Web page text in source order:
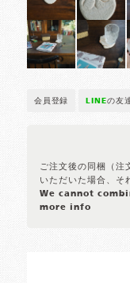
会員登録 LINEの友
ご注文後の同梱（注
いただいた場合、そ
We cannot
more info